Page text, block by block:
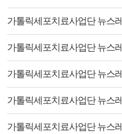
제목
가톨릭세포치료사업단 뉴스
제목
가톨릭세포치료사업단 뉴스
제목
가톨릭세포치료사업단 뉴스
제목
가톨릭세포치료사업단 뉴스
제목
가톨릭세포치료사업단 뉴스